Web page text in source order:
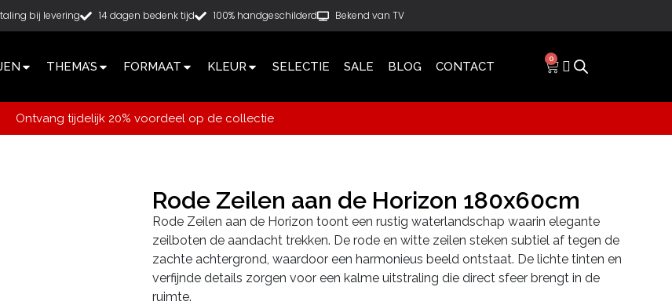
bij levering 14 dagen bedenk tijd 100% handgeschilderd Bekend van TV
THEMA’S FORMAAT KLEUR SELECTIE SALE BLOG CONTACT
0
Ontvang tijdelijk 20% voordeel op de collectie
Rode Zeilen aan de Horizon 180x60cm
Rode Zeilen aan de Horizon toont een rustig waterlandschap waarin elegante
zeilboten de aandacht trekken. De rode en witte zeilen steken subtiel af tegen de
zachte achtergrond, waardoor een harmonieus beeld ontstaat. De lichte tinten en
verfijnde details zorgen voor een kalme uitstraling die direct sfeer brengt in de
ruimte.